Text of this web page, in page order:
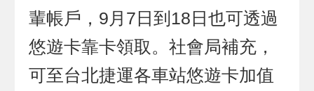
輩帳戶，9月7日到18日也可透過
悠遊卡靠卡領取。社會局補充，
可至台北捷運各車站悠遊卡加值